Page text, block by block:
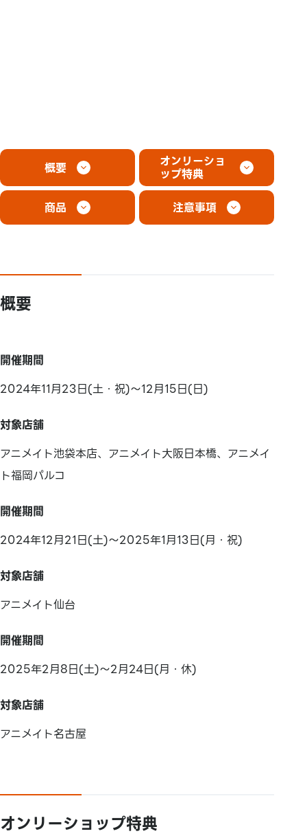
概要 オンリーショ
ップ特典
商品
注意事項
概要
開催期間
2024年11月23日(土・祝)～12月15日(日)
対象店舗
アニメイト池袋本店、アニメイト大阪日本橋、アニメイ
ト福岡パルコ
開催期間
2024年12月21日(土)～2025年1月13日(月・祝)
対象店舗
アニメイト仙台
開催期間
2025年2月8日(土)～2月24日(月・休)
対象店舗
アニメイト名古屋
オンリーショップ特典